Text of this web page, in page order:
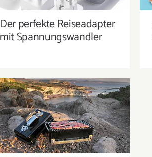
Der perfekte Reiseadapter
mit Spannungswandler
UNSER REISEGRILL –
UNTERWEGS GRILLEN WIE EIN
PROFI